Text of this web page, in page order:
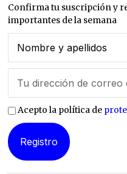
Confirma tu suscripción y
importantes de la semana
Acepto la política de